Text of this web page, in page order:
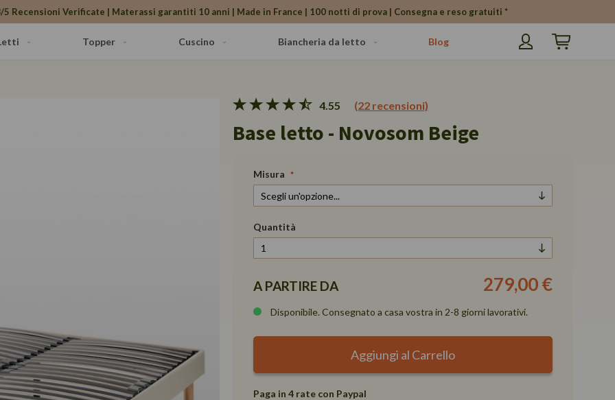
5 Recensioni Verificate | Materassi garantiti 10 anni | Made in France | 100 notti di prova | Consegna e reso gratuiti *
Topper Cuscino Biancheria da letto Blog Carrello
4.55 (22 recensioni)
Base letto - Novosom Beige
Misura
Quantità
A PARTIRE DA 279,00 €
Disponibile. Consegnato a casa vostra in 2-8 giorni lavorativi.
Aggiungi al Carrello
Paga in 4 rate con Paypal